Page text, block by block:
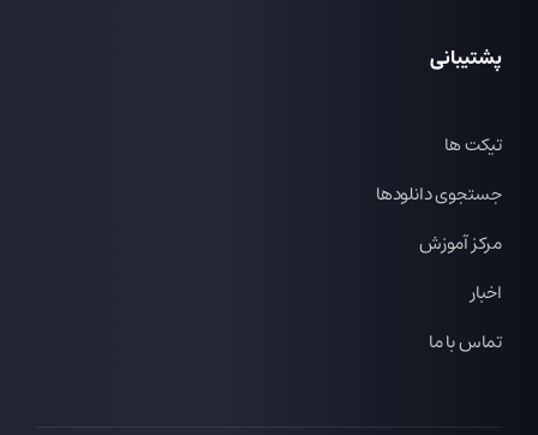
پشتیبانی
تیکت ها
جستجوی دانلودها
مرکز آموزش
اخبار
تماس با ما